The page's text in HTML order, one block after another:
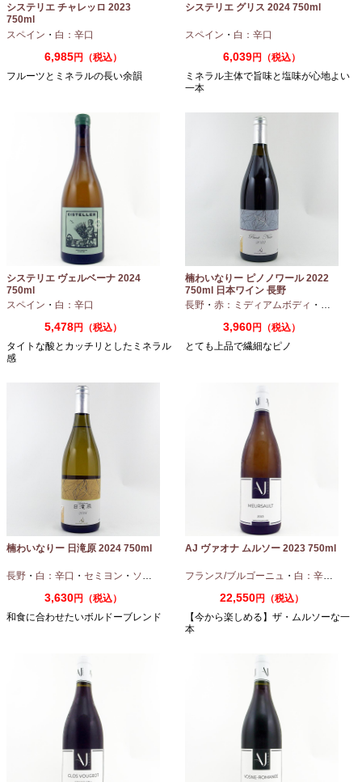
システリエ チャレッロ 2023
750ml
スペイン ・ 白：辛口
6,985円（税込）
フルーツとミネラルの長い余韻
システリエ グリス 2024 750ml
スペイン ・ 白：辛口
6,039円（税込）
ミネラル主体で旨味と塩味が心地よい
一本
システリエ ヴェルベーナ 2024
750ml
スペイン ・ 白：辛口
5,478円（税込）
タイトな酸とカッチリとしたミネラル
感
楠わいなりー ピノノワール 2022
750ml 日本ワイン 長野
長野 ・ 赤：ミディアムボディ ・ ピノノワ
3,960円（税込）
とても上品で繊細なピノ
楠わいなりー 日滝原 2024 750ml
長野 ・ 白：辛口 ・ セミヨン ・ ソーヴィニオンブラン
3,630円（税込）
和食に合わせたいボルドーブレンド
AJ ヴァオナ ムルソー 2023 750ml
フランス/ブルゴーニュ ・ 白：辛口
22,550円（税込）
【今から楽しめる】ザ・ムルソーな一
本